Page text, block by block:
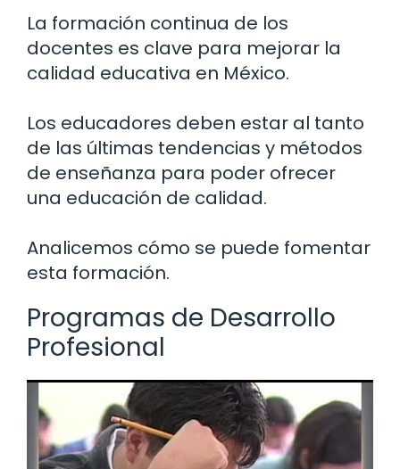
La formación continua de los
docentes es clave para mejorar la
calidad educativa en México.
Los educadores deben estar al tanto
de las últimas tendencias y métodos
de enseñanza para poder ofrecer
una educación de calidad.
Analicemos cómo se puede fomentar
esta formación.
Programas de Desarrollo
Profesional